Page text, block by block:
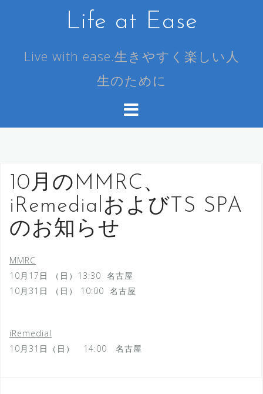
ッ
Life at Ease
Live with ease.生きやすく楽しい人
生のために
10月のMMRC、
iRemedialおよびTS SPA
のお知らせ
MMRC
10月17日 （日）13:30 名古屋
10月31日 （日） 10:00 名古屋
iRemedial
10月31日（日） 14:00 名古屋